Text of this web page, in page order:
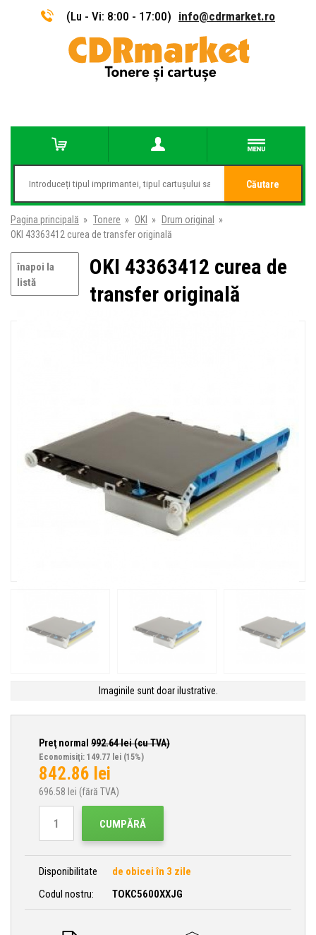
(Lu - Vi: 8:00 - 17:00) info@cdrmarket.ro
Căutare
Pagina principală » Tonere » OKI » Drum original
»
OKI 43363412 curea de transfer originală
înapoi la
listă
OKI 43363412 curea de
transfer originală
Imaginile sunt doar ilustrative.
Preţ normal 992.64lei (cu TVA)
Economisiţi: 149.77 lei (15%)
842.86 lei
696.58 lei (fără TVA)
CUMPĂRĂ
Disponibilitate
de obicei în 3 zile
Codul nostru:
TOKC5600XXJG